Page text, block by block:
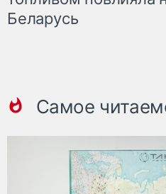
Беларусь
Самое